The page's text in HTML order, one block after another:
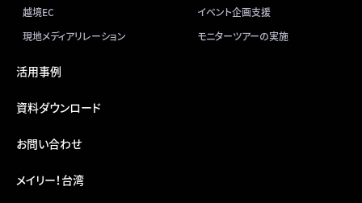
越境EC
イベント企画支援
現地メディアリレーション
モニターツアーの実施
活用事例
資料ダウンロード
お問い合わせ
メイリー！台湾